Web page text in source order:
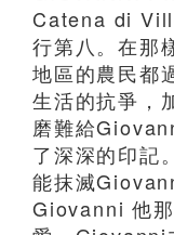
Catena di
行第八。在那
地區的農民都
生活的抗爭，
磨難給
了深深的印記
能抹滅
Giovanni 他